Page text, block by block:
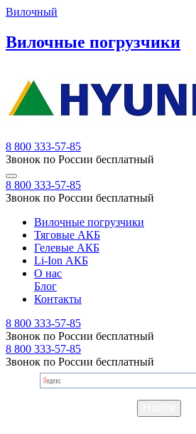
Вилочный
Вилочные погрузчики
8 800 333-57-85
Звонок по России бесплатный
8 800 333-57-85
Звонок по России бесплатный
Вилочные погрузчики
Тяговые АКБ
Гелевые АКБ
Li-Ion АКБ
О нас
Блог
Контакты
8 800 333-57-85
Звонок по России бесплатный
8 800 333-57-85
Звонок по России бесплатный